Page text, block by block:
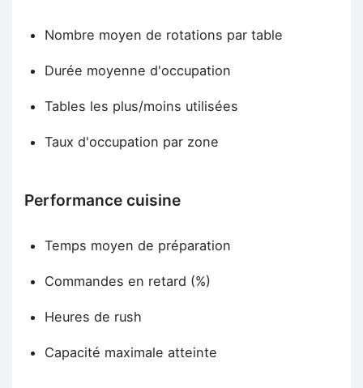
Nombre moyen de rotations par table
Durée moyenne d'occupation
Tables les plus/moins utilisées
Taux d'occupation par zone
Performance cuisine
Temps moyen de préparation
Commandes en retard (%)
Heures de rush
Capacité maximale atteinte